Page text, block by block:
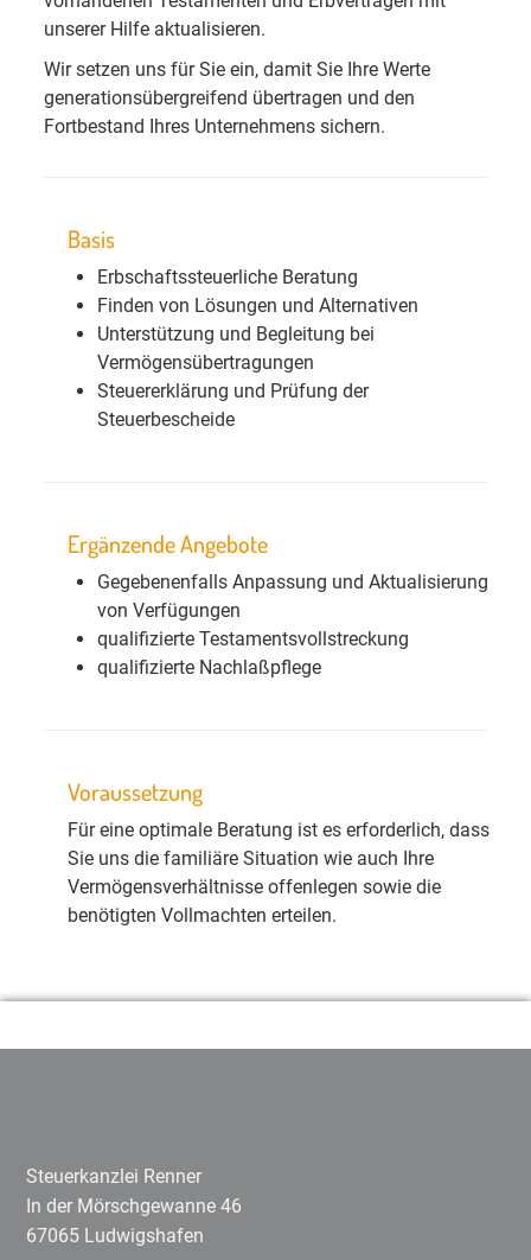
unserer Hilfe aktualisieren.
Wir setzen uns für Sie ein, damit Sie Ihre Werte
generationsübergreifend übertragen und den
Fortbestand Ihres Unternehmens sichern.
Basis
Erbschaftssteuerliche Beratung
Finden von Lösungen und Alternativen
Unterstützung und Begleitung bei
Vermögensübertragungen
Steuererklärung und Prüfung der
Steuerbescheide
Ergänzende Angebote
Gegebenenfalls Anpassung und Aktualisierung
von Verfügungen
qualifizierte Testamentsvollstreckung
qualifizierte Nachlaßpflege
Voraussetzung
Für eine optimale Beratung ist es erforderlich, dass
Sie uns die familiäre Situation wie auch Ihre
Vermögensverhältnisse offenlegen sowie die
benötigten Vollmachten erteilen.
Steuerkanzlei Renner
In der Mörschgewanne 46
67065 Ludwigshafen